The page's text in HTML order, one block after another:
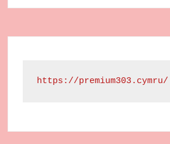
https://premium303.cymru/